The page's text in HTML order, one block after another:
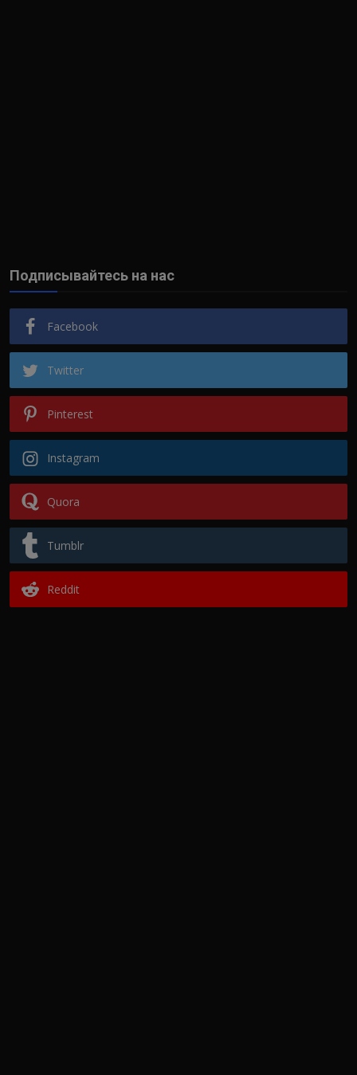
Подписывайтесь на нас
Facebook
Twitter
Pinterest
Instagram
Quora
Tumblr
Reddit